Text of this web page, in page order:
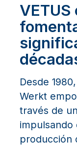
Desde
Werkt
través de
impulsando
producción